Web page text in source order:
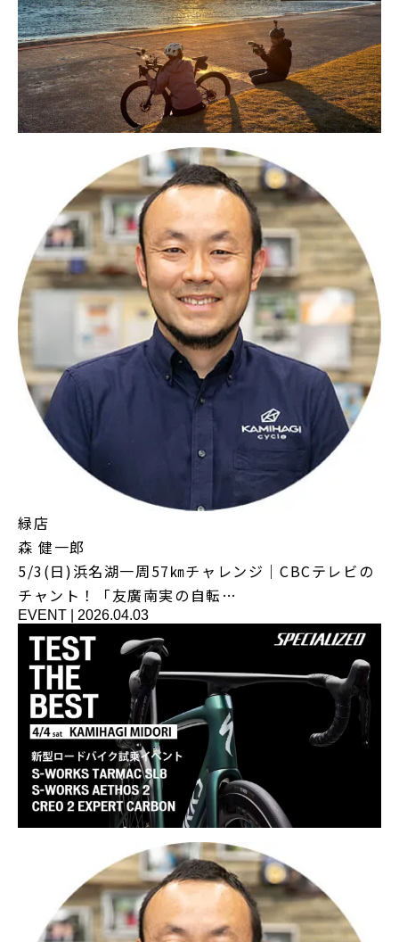
緑店
森 健一郎
5/3(日)浜名湖一周57㎞チャレンジ｜CBCテレビの
チャント！「友廣南実の自転…
EVENT 2026.04.03